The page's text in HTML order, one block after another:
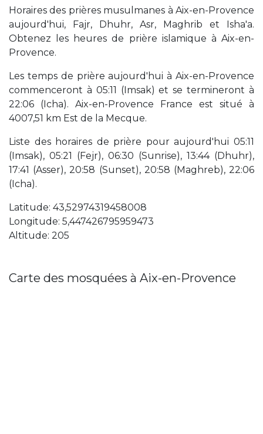
Horaires des prières musulmanes à Aix-en-Provence
aujourd'hui, Fajr, Dhuhr, Asr, Maghrib et Isha'a.
Obtenez les heures de prière islamique à Aix-en-
Provence.
Les temps de prière aujourd'hui à Aix-en-Provence
commenceront à 05:11 (Imsak) et se termineront à
22:06 (Icha). Aix-en-Provence France est situé à
4007,51 km Est de la Mecque.
Liste des horaires de prière pour aujourd'hui 05:11
(Imsak), 05:21 (Fejr), 06:30 (Sunrise), 13:44 (Dhuhr),
17:41 (Asser), 20:58 (Sunset), 20:58 (Maghreb), 22:06
(Icha).
Latitude: 43,52974319458008
Longitude: 5,447426795959473
Altitude: 205
Carte des mosquées à Aix-en-Provence